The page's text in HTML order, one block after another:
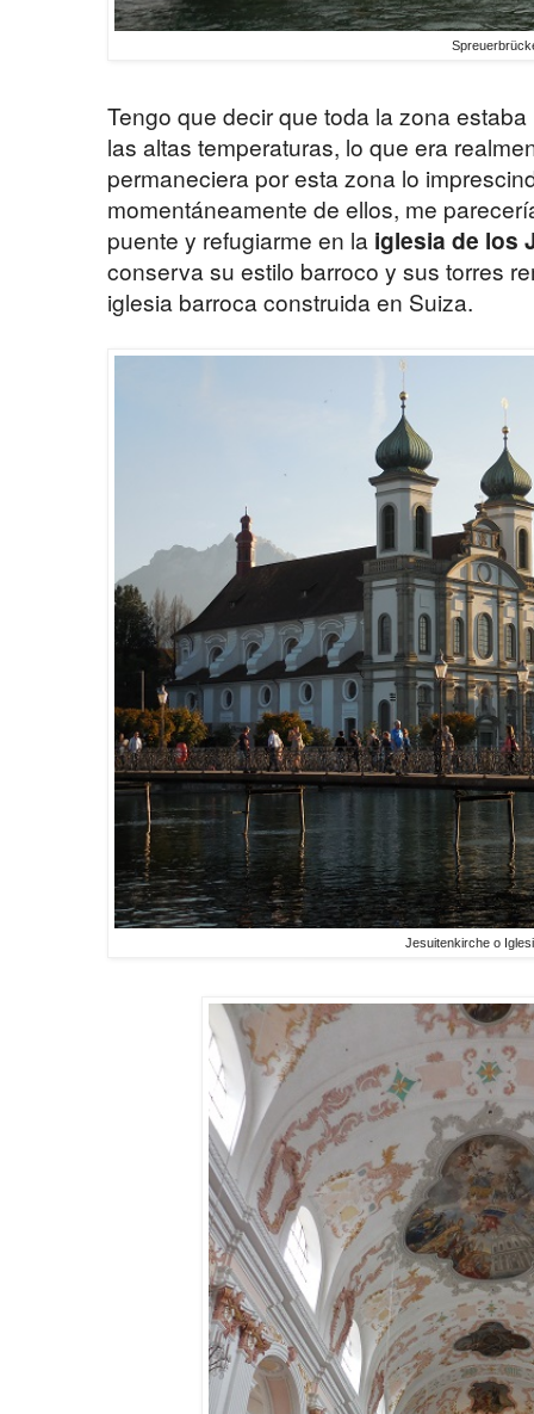
Tengo que decir que toda la zona
las altas temperaturas, lo que era
permaneciera por esta zona lo
momentáneamente de ellos, me
puente y refugiarme en la iglesia de los
conserva su estilo barroco y sus torres
iglesia barroca construida en Suiza.
Jesuitenkirche o